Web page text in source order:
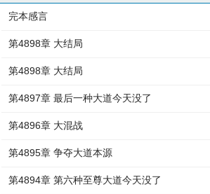
完本感言
第4898章 大结局
第4898章 大结局
第4897章 最后一种大道今天没了
第4896章 大混战
第4895章 争夺大道本源
第4894章 第六种至尊大道今天没了